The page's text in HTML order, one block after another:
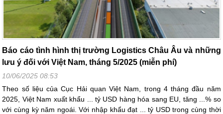
Báo cáo tình hình thị trường Logistics Châu Âu và những
lưu ý đối với Việt Nam, tháng 5/2025 (miễn phí)
10/06/2025 08:53
Theo số liệu của Cục Hải quan Việt Nam, trong 4 tháng đầu năm
2025, Việt Nam xuất khẩu ... tỷ USD hàng hóa sang EU, tăng ...% so
với cùng kỳ năm ngoái. Với nhập khẩu đạt ... tỷ USD trong cùng thời